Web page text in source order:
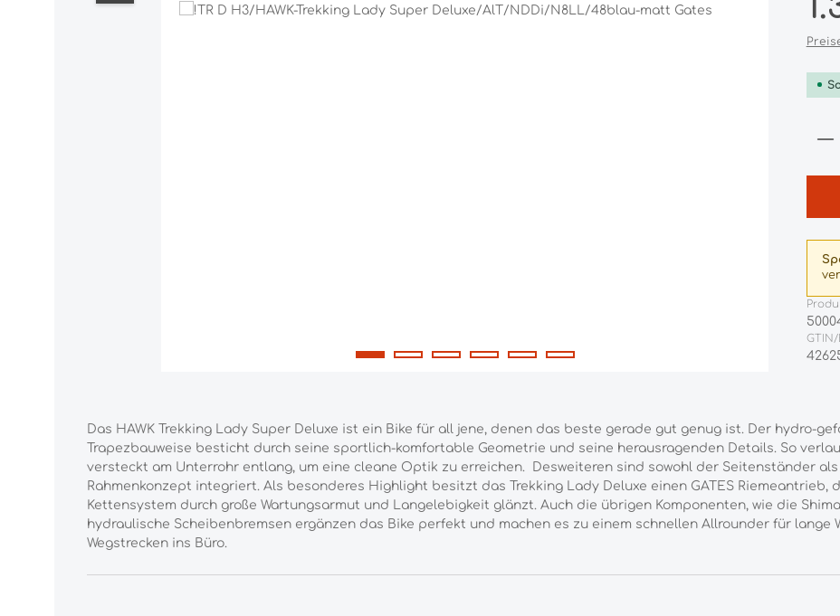
GTIN/
Das HAWK Trekking Lady Super Deluxe ist ein Bike für all jene, denen das beste gerade gut genug ist. Der hydro-
Trapezbauweise besticht durch seine sportlich-komfortable Geometrie und seine herausragenden Details. So
versteckt am Unterrohr entlang, um eine cleane Optik zu erreichen. Desweiteren sind sowohl der Seitenständer
Rahmenkonzept integriert. Als besonderes Highlight besitzt das Trekking Lady Deluxe einen GATES Riemeantrieb,
Kettensystem durch große Wartungsarmut und Langelebigkeit glänzt. Auch die übrigen Komponenten, wie die
hydraulische Scheibenbremsen ergänzen das Bike perfekt und machen es zu einem schnellen Allrounder für
Wegstrecken ins Büro.